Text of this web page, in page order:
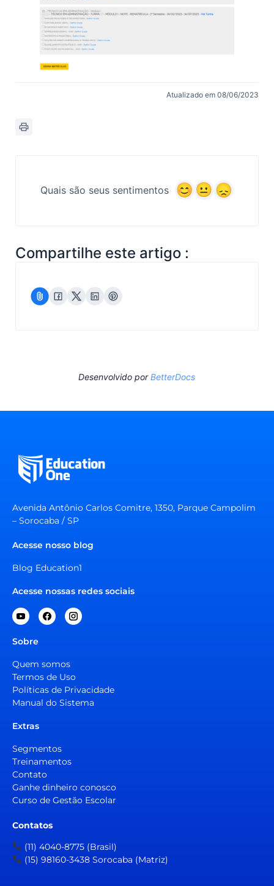
Atualizado em 08/06/2023
Quais são seus sentimentos
Compartilhe este artigo :
Desenvolvido porBetterDocs
Avenida Antônio Carlos Comitre, 1350, Parque Campolim
– Sorocaba / SP
Acesse nosso blog
Blog Education1
Acesse nossas redes sociais
Sobre
Quem somos
Termos de Uso
Políticas de Privacidade
Manual do Sistema
Extras
Segmentos
Treinamentos
Contato
Ganhe dinheiro conosco
Curso de Gestão Escolar
Contatos
(11) 4040-8775 (Brasil)
(15) 98160-3438 Sorocaba (Matriz)